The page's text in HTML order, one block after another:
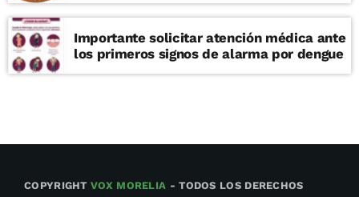
Importante solicitar atención médica ante
los primeros signos de alarma por dengue
COPYRIGHTVOX MORELIA - TODOS LOS DERECHOS